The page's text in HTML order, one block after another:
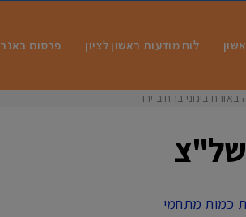
לוח מודעות ראשון לציון פרסום באנר